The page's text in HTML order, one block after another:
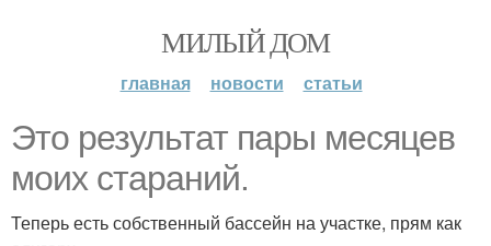
МИЛЫЙ ДОМ
главная новости статьи
Это результат пары месяцев
моих стараний.
Теперь есть собственный бассейн на участке, прям как